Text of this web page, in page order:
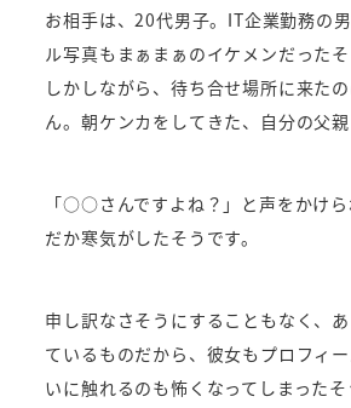
お相手は、20代男子。IT企業勤務の
ル写真もまぁまぁのイケメンだったそ
しかしながら、待ち合せ場所に来た
ん。朝ケンカをしてきた、自分の父親
「○○さんですよね？」と声をかけ
だか寒気がしたそうです。
申し訳なさそうにすることもなく、
ているものだから、彼女もプロフィ
いに触れるのも怖くなってしまったそ